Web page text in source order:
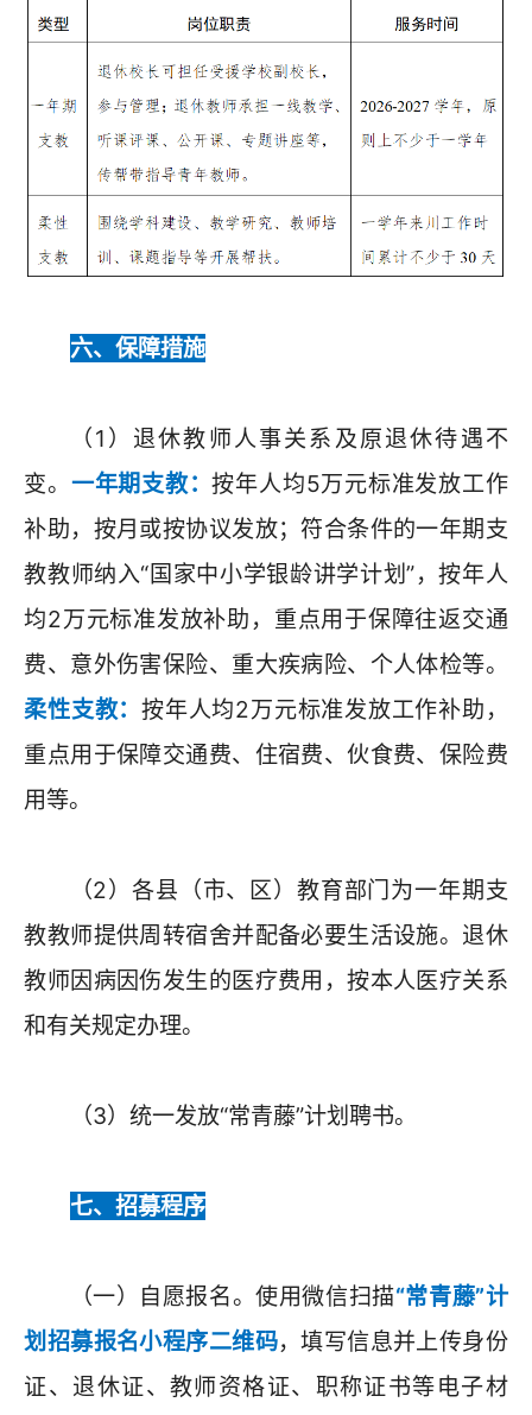
六、保障措施
（1）退休教师人事关系及原退休待遇不
变。 一年期支教：按年人均5万元标准发放工作
补助，按月或按协议发放；符合条件的一年期支
教教师纳入“国家中小学银龄讲学计划”，按年人
均2万元标准发放补助，重点用于保障往返交通
费、意外伤害保险、重大疾病险、个人体检等。
柔性支教：按年人均2万元标准发放工作补助，
重点用于保障交通费、住宿费、伙食费、保险费
用等。
（2）各县（市、区）教育部门为一年期支
教教师提供周转宿舍并配备必要生活设施。退休
教师因病因伤发生的医疗费用，按本人医疗关系
和有关规定办理。
（3）统一发放“常青藤”计划聘书。
七、招募程序
（一）自愿报名。使用微信扫描“常青藤”计
划招募报名小程序二维码，填写信息并上传身份
证、退休证、教师资格证、职称证书等电子材